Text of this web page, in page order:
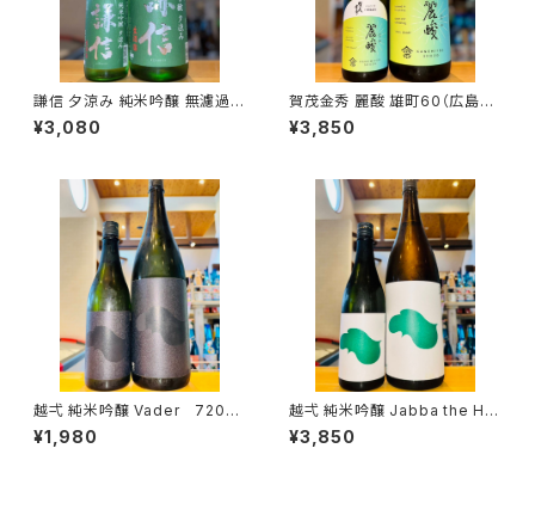
謙信 夕涼み 純米吟醸 無濾過生
1800ml１本（池田屋酒造・新潟
県糸魚川市新鉄）
¥3,080
賀茂金秀 麗酸 雄町60（広島限
定）1800ml１本（金光酒造・広
島県東広島市黒瀬町）
¥3,850
越弌 純米吟醸 Vader 720ml
１本（株式会社越後鶴亀・新潟県
新潟市西蒲区竹野町）
¥1,980
越弌 純米吟醸 Jabba the H
1800ml１本（株式会社越後鶴
亀・新潟県新潟市西蒲区竹野
¥3,850